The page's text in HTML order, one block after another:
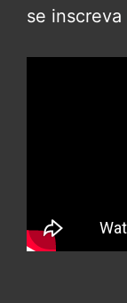
se inscreva